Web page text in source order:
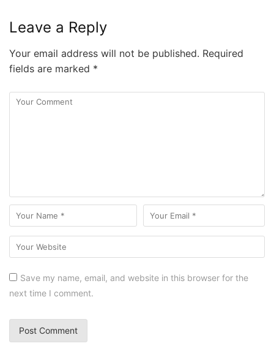
Leave a Reply
Your email address will not be published. Required
fields are marked *
Save my name, email, and website in this browser for the
next time I comment.